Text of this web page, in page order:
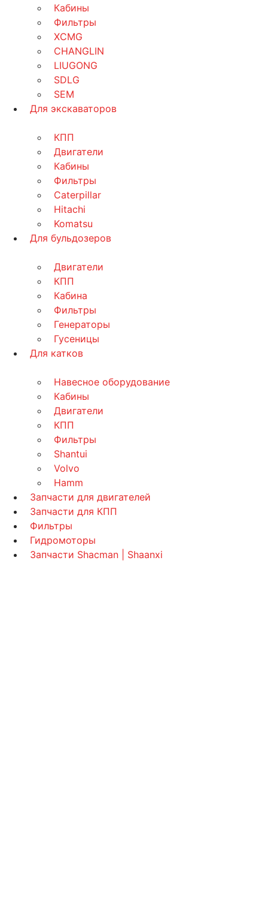
Кабины
Фильтры
XCMG
CHANGLIN
LIUGONG
SDLG
SEM
Для экскаваторов
КПП
Двигатели
Кабины
Фильтры
Caterpillar
Hitachi
Komatsu
Для бульдозеров
Двигатели
КПП
Кабина
Фильтры
Генераторы
Гусеницы
Для катков
Навесное оборудование
Кабины
Двигатели
КПП
Фильтры
Shantui
Volvo
Hamm
Запчасти для двигателей
Запчасти для КПП
Фильтры
Гидромоторы
Запчасти Shacman | Shaanxi